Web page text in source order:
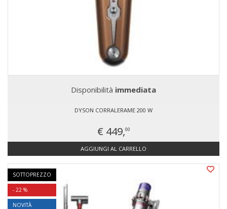
Disponibilità immediata
DYSON CORRALERAME 200 W
€ 449,00
AGGIUNGI AL CARRELLO
SOTTOPREZZO
- 22 %
NOVITÀ